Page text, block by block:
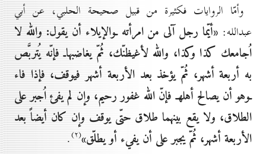
وأمّا الروايات فكثيرة من قبيل صحيحة الحلبي، عن أبي
عبدالله: «أيّما رجل آلى من امرأته ـوالإيلاء أن يقول: والله لا
اُجامعك كذا وكذا، والله لأغيظنّك، ثُمّ يغاضبهاـ فإنّه يُتربَّص
به أربعة أشهر، ثُمّ يؤخذ بعد الأربعة أشهر فيوقف، فإذا فاء
ـوهو أن يصالح أهلهـ فإنّ الله غفور رحيم، وإن لم يفئ اُجبر على
الطلاق، ولا يقع بينهما طلاق حتّى يوقف وإن كان أيضاً بعد
الأربعة أشهر، ثُمّ يجبر على أن يفيء أو يطلّق»(۲) .